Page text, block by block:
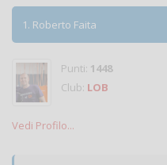
1. Roberto Faita
Punti: 1448
Club: LOB
Vedi Profilo...